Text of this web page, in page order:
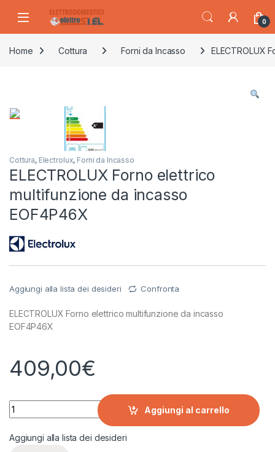
0
Home Cottura Forni da Incasso ELECTROLUX
Cottura, Electrolux, Forni da Incasso
ELECTROLUX Forno elettrico
multifunzione da incasso
EOF4P46X
Aggiungi alla lista dei desideri Confronta
ELECTROLUX Forno elettrico multifunzione da incasso
EOF4P46X
409,00€
ELECTROLUX Forno elettrico multifunzione da incasso
Aggiungi al carrello
Aggiungi alla lista dei desideri